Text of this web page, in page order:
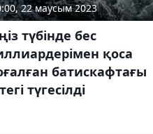
22 маусым 2023
түбінде бес
қоса
батискафтағы
түгесілді